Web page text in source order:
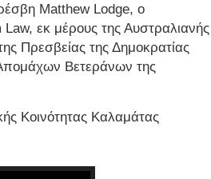
Matthew Lodge, ο
Law, εκ μέρους της Αυστραλιανής
Πρεσβείας της Δημοκρατίας
Βετεράνων της
Κοινότητας Καλαμάτας